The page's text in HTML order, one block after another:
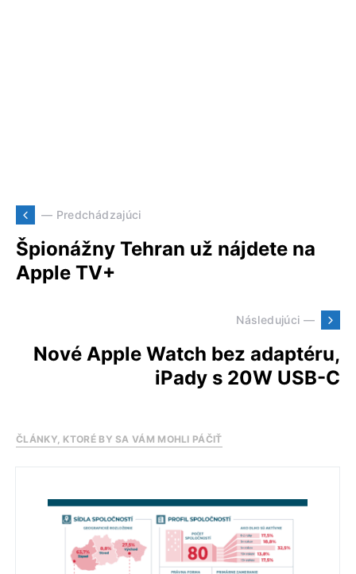
— Predchádzajúci
Špionážny Tehran už nájdete na
Apple TV+
Následujúci —
Nové Apple Watch bez adaptéru,
iPady s 20W USB-C
ČLÁNKY, KTORÉ BY SA VÁM MOHLI PÁČIŤ